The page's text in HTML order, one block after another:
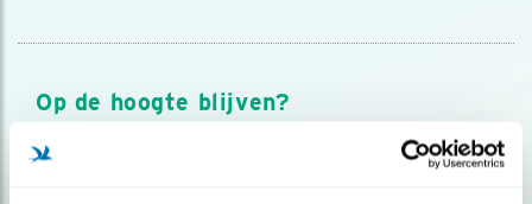
Op de hoogte blijven?
Meld je aan en ontvang nieuws, inspiratie, acties en tips
over vogels en activiteiten van Vogelbescherming.